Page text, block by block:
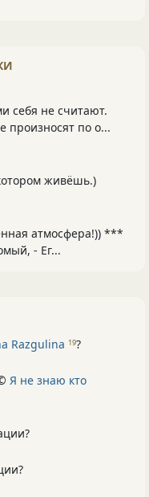
себя не считают.
произносят по о...
живёшь.)
атмосфера!)) ***
- Ег...
Razgulina 19?
Я не знаю кто